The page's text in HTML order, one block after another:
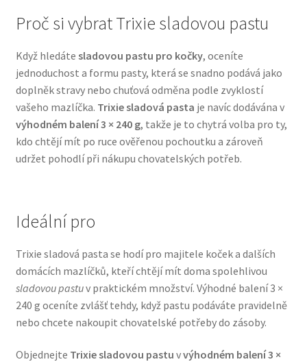
Oblečky pro psy
Pamlsky pro psy
Pelíšky pro psy
Ortopedické pelíšky
Přepravky pro psy
Veterinární dieta pro psy
Vodítka a obojky
Wolf of Wilderness
Proč si vybrat Trixie sladovou pastu
Když hledáte sladovou pastu pro kočky, oceníte
jednoduchost a formu pasty, která se snadno podává jako
doplněk stravy nebo chuťová odměna podle zvyklostí
vašeho mazlíčka. Trixie sladová pasta je navíc dodávána v
výhodném balení 3 × 240 g, takže je to chytrá volba pro ty,
kdo chtějí mít po ruce ověřenou pochoutku a zároveň
udržet pohodlí při nákupu chovatelských potřeb.
Ideální pro
Trixie sladová pasta se hodí pro majitele koček a dalších
domácích mazlíčků, kteří chtějí mít doma spolehlivou
sladovou pastuv praktickém množství. Výhodné balení 3 ×
240 g oceníte zvlášť tehdy, když pastu podáváte pravidelně
nebo chcete nakoupit chovatelské potřeby do zásoby.
Objednejte Trixie sladovou pastu vvýhodném balení 3 ×